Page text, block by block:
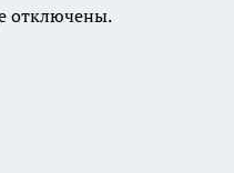
отключены.